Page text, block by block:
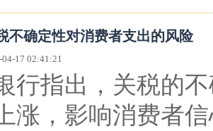
不确定性对消费者支出的风险
04-17 02:41:21
行指出，关税的
涨，影响消费者